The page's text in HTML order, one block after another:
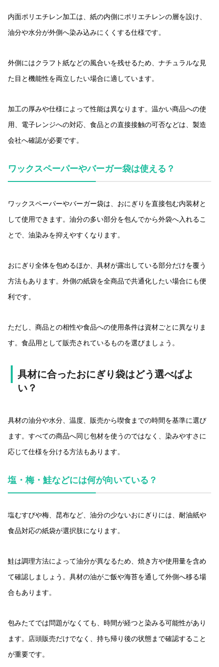
内面ポリエチレン加工は、紙の内側にポリエチレンの層を設け、
油分や水分が外側へ染み込みにくくする仕様です。
外側にはクラフト紙などの風合いを残せるため、ナチュラルな見
た目と機能性を両立したい場合に適しています。
加工の厚みや仕様によって性能は異なります。温かい商品への使
用、電子レンジへの対応、食品との直接接触の可否などは、製造
会社へ確認が必要です。
ワックスペーパーやバーガー袋は使える？
ワックスペーパーやバーガー袋は、おにぎりを直接包む内装材と
して使用できます。油分の多い部分を包んでから外袋へ入れるこ
とで、油染みを抑えやすくなります。
おにぎり全体を包めるほか、具材が露出している部分だけを覆う
方法もあります。外側の紙袋を全商品で共通化したい場合にも便
利です。
ただし、商品との相性や食品への使用条件は資材ごとに異なりま
す。食品用として販売されているものを選びましょう。
具材に合ったおにぎり袋はどう選べばよ
い？
具材の油分や水分、温度、販売から喫食までの時間を基準に選び
ます。すべての商品へ同じ包材を使うのではなく、染みやすさに
応じて仕様を分ける方法もあります。
塩・梅・鮭などには何が向いている？
塩むすびや梅、昆布など、油分の少ないおにぎりには、耐油紙や
食品対応の紙袋が選択肢になります。
鮭は調理方法によって油分が異なるため、焼き方や使用量を含め
て確認しましょう。具材の油がご飯や海苔を通して外側へ移る場
合もあります。
包みたてでは問題がなくても、時間が経つと染みる可能性があり
ます。店頭販売だけでなく、持ち帰り後の状態まで確認すること
が重要です。